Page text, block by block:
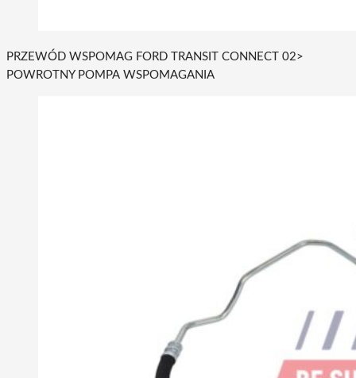
PRZEWÓD WSPOMAG FORD TRANSIT CONNECT 02>
POWROTNY POMPA WSPOMAGANIA